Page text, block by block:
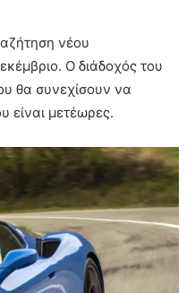
νέου
Ο διάδοχός του
θα συνεχίσουν να
είναι μετέωρες.